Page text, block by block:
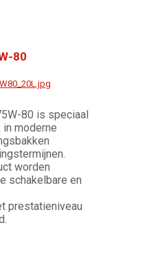
80
80 is speciaal
moderne
worden
schakelbare en
prestatieniveau